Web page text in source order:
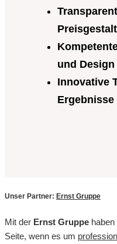
und Design
Innovative
Ergebnisse
Unser Partner: Ernst Gruppe
Mit der Ernst Gruppe
Seite, wenn es um